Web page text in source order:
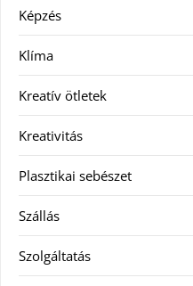
Képzés
Klíma
Kreatív ötletek
Kreativitás
Plasztikai sebészet
Szállás
Szolgáltatás